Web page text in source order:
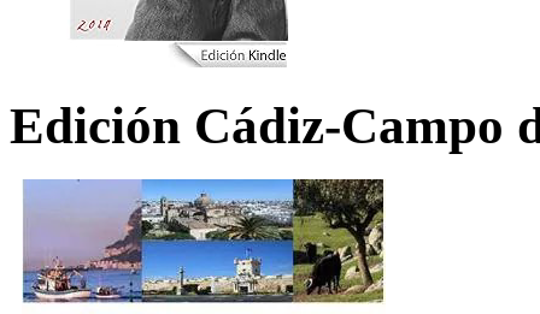
Edición Cádiz-Campo